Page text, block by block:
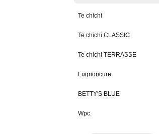
Te chichi
Te chichi CLASSIC
Te chichi TERRASSE
Lugnoncure
BETTY'S BLUE
Wpc.